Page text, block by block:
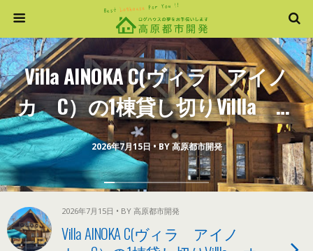
2026年7月15日 • BY 高原都市開発
Villa AINOKA C(ヴィラ アイノ
カ C）の1棟貸し切りVillla オ
ープンします
2026年7月15日 • BY 高原都市開発
Villa AINOKA C(ヴィラ アイノ